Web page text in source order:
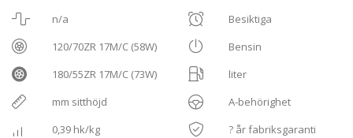
n/a
120/70ZR 17M/C (58W)
180/55ZR 17M/C (73W)
mm sitthöjd
0,39 hk/kg
Besiktiga
Bensin
liter
A-behörighet
? år fabriksgaranti